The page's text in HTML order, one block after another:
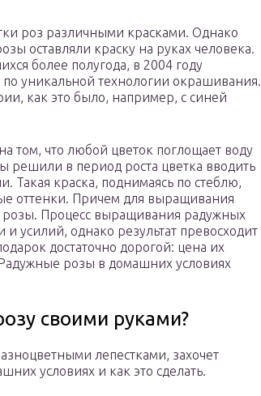
роз различными красками. Однако
оставляли краску на руках человека.
более полугода, в 2004 году
уникальной технологии окрашивания.
как это было, например, с синей
том, что любой цветок поглощает воду
решили в период роста цветка вводить
Такая краска, поднимаясь по стеблю,
оттенки. Причем для выращивания
розы. Процесс выращивания радужных
усилий, однако результат превосходит
достаточно дорогой: цена их
розы в домашних условиях
своими руками?
лепестками, захочет
условиях и как это сделать.